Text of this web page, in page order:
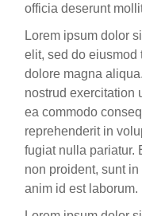
officia deserunt
Lorem ipsum dolor
elit, sed do eiusmod
dolore magna
nostrud exercitation
ea commodo
reprehenderit in
fugiat nulla pariatur.
non proident, sunt
anim id est laborum.